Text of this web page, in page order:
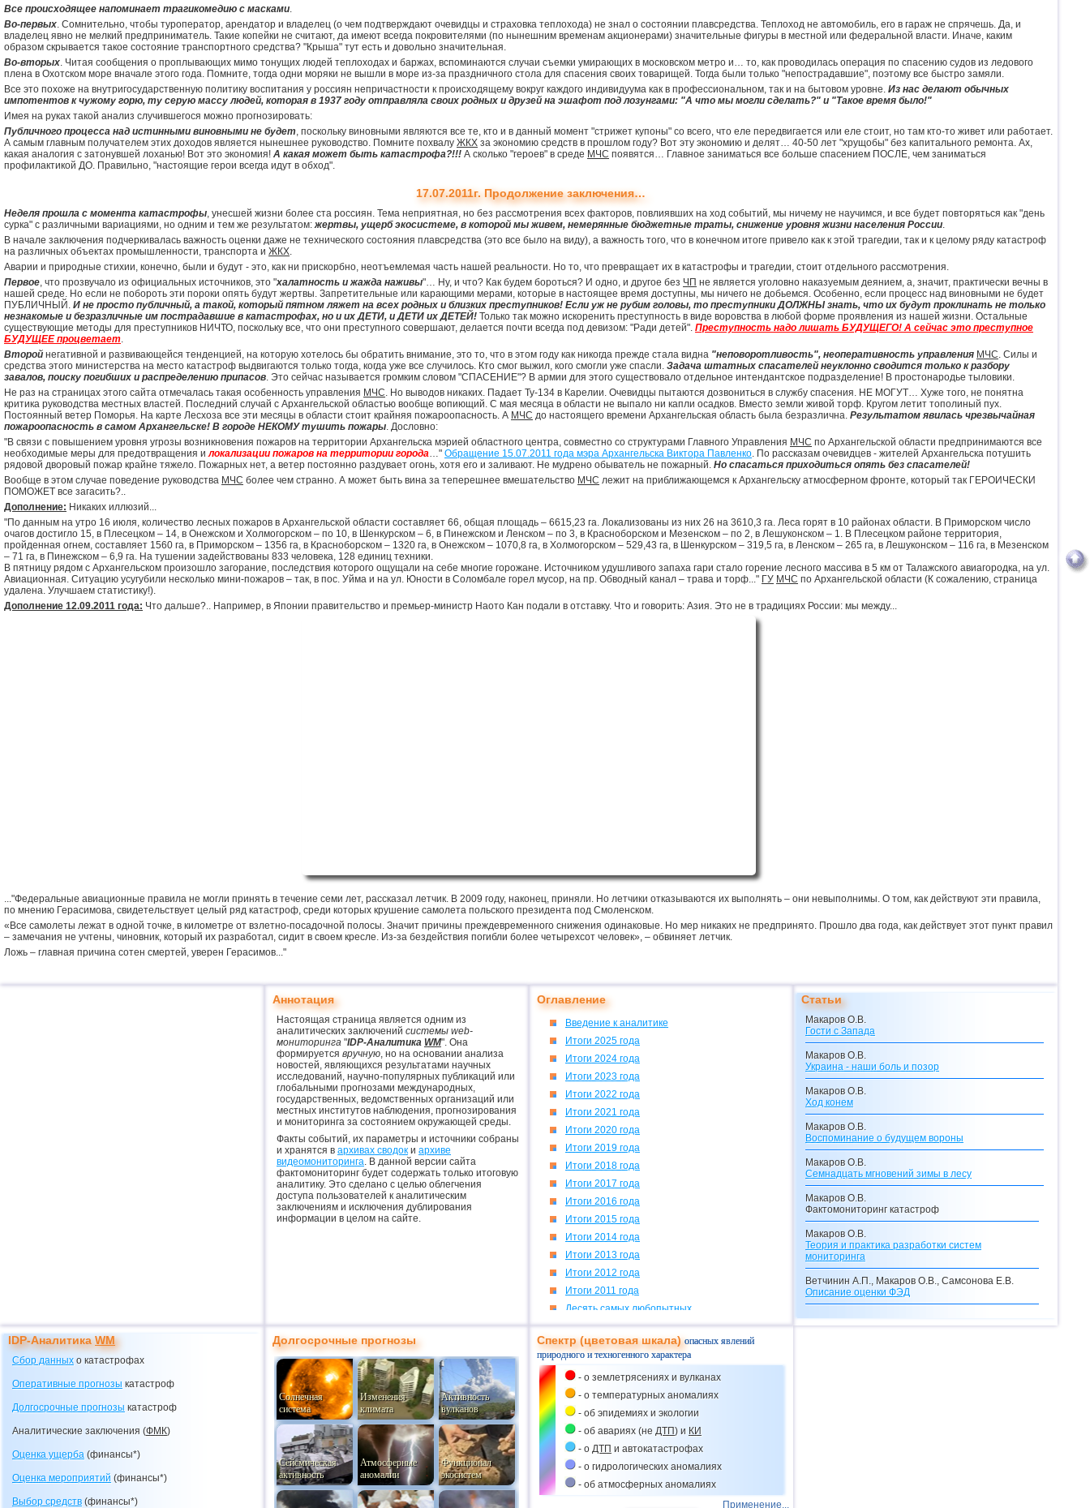
Все происходящее напоминает трагикомедию с масками.
Во-первых. Сомнительно, чтобы туроператор, арендатор и владелец (о чем подтверждают очевидцы и страховка теплохода) не знал о состоянии плавсредства. Теплоход не автомобиль, его в гараж не спрячешь. Да, и
владелец явно не мелкий предприниматель. Такие копейки не считают, да имеют всегда покровителями (по нынешним временам акционерами) значительные фигуры в местной или федеральной власти. Иначе, каким
образом скрывается такое состояние транспортного средства? "Крыша" тут есть и довольно значительная.
Во-вторых. Читая сообщения о проплывающих мимо тонущих людей теплоходах и баржах, вспоминаются случаи съемки умирающих в московском метро и… то, как проводилась операция по спасению судов из ледового
плена в Охотском море вначале этого года. Помните, тогда одни моряки не вышли в море из-за праздничного стола для спасения своих товарищей. Тогда были только "непострадавшие", поэтому все быстро замяли.
Все это похоже на внутригосударственную политику воспитания у россиян непричастности к происходящему вокруг каждого индивидуума как в профессиональном, так и на бытовом уровне. Из нас делают обычных
импотентов к чужому горю, ту серую массу людей, которая в 1937 году отправляла своих родных и друзей на эшафот под лозунгами: "А что мы могли сделать?" и "Такое время было!"
Имея на руках такой анализ случившегося можно прогнозировать:
Публичного процесса над истинными виновными не будет, поскольку виновными являются все те, кто и в данный момент "стрижет купоны" со всего, что еле передвигается или еле стоит, но там кто-то живет или работает.
А самым главным получателем этих доходов является нынешнее руководство. Помните похвалу ЖКХ за экономию средств в прошлом году? Вот эту экономию и делят… 40-50 лет "хрущобы" без капитального ремонта. Ах,
какая аналогия с затонувшей лоханью! Вот это экономия! А какая может быть катастрофа?!!! А сколько "героев" в среде МЧС появятся… Главное заниматься все больше спасением ПОСЛЕ, чем заниматься
профилактикой ДО. Правильно, "настоящие герои всегда идут в обход".
17.07.2011г. Продолжение заключения…
Неделя прошла с момента катастрофы, унесшей жизни более ста россиян. Тема неприятная, но без рассмотрения всех факторов, повлиявших на ход событий, мы ничему не научимся, и все будет повторяться как "день
сурка" с различными вариациями, но одним и тем же результатом:жертвы, ущерб экосистеме, в которой мы живем, немерянные бюджетные траты, снижение уровня жизни населения России.
В начале заключения подчеркивалась важность оценки даже не технического состояния плавсредства (это все было на виду), а важность того, что в конечном итоге привело как к этой трагедии, так и к целому ряду катастроф
на различных объектах промышленности, транспорта и ЖКХ.
Аварии и природные стихии, конечно, были и будут - это, как ни прискорбно, неотъемлемая часть нашей реальности. Но то, что превращает их в катастрофы и трагедии, стоит отдельного рассмотрения.
Первое, что прозвучало из официальных источников, это "халатность и жажда наживы"… Ну, и что? Как будем бороться? И одно, и другое без ЧП не является уголовно наказуемым деянием, а, значит, практически вечны в
нашей среде. Но если не побороть эти пороки опять будут жертвы. Запретительные или карающими мерами, которые в настоящее время доступны, мы ничего не добьемся. Особенно, если процесс над виновными не будет
ПУБЛИЧНЫЙ. И не просто публичный, а такой, который пятном ляжет на всех родных и близких преступников! Если уж не рубим головы, то преступники ДОЛЖНЫ знать, что их будут проклинать не только
незнакомые и безразличные им пострадавшие в катастрофах, но и их ДЕТИ, и ДЕТИ их ДЕТЕЙ! Только так можно искоренить преступность в виде воровства в любой форме проявления из нашей жизни. Остальные
существующие методы для преступников НИЧТО, поскольку все, что они преступного совершают, делается почти всегда под девизом: "Ради детей". Преступность надо лишать БУДУЩЕГО! А сейчас это преступное
БУДУЩЕЕ процветает.
Второй негативной и развивающейся тенденцией, на которую хотелось бы обратить внимание, это то, что в этом году как никогда прежде стала видна "неповоротливость", неоперативность управления МЧС. Силы и
средства этого министерства на место катастроф выдвигаются только тогда, когда уже все случилось. Кто смог выжил, кого смогли уже спасли. Задача штатных спасателей неуклонно сводится только к разбору
завалов, поиску погибших и распределению припасов. Это сейчас называется громким словом "СПАСЕНИЕ"? В армии для этого существовало отдельное интендантское подразделение! В простонародье тыловики.
Не раз на страницах этого сайта отмечалась такая особенность управления МЧС. Но выводов никаких. Падает Ту-134 в Карелии. Очевидцы пытаются дозвониться в службу спасения. НЕ МОГУТ… Хуже того, не понятна
критика руководства местных властей. Последний случай с Архангельской областью вообще вопиющий. С мая месяца в области не выпало ни капли осадков. Вместо земли живой торф. Кругом летит тополиный пух.
Постоянный ветер Поморья. На карте Лесхоза все эти месяцы в области стоит крайняя пожароопасность. А МЧС до настоящего времени Архангельская область была безразлична. Результатом явилась чрезвычайная
пожароопасность в самом Архангельске! В городе НЕКОМУ тушить пожары. Дословно:
"В связи с повышением уровня угрозы возникновения пожаров на территории Архангельска мэрией областного центра, совместно со структурами Главного Управления МЧС по Архангельской области предпринимаются все
необходимые меры для предотвращения илокализации пожаров на территории города…" Обращение 15.07.2011 года мэра Архангельска Виктора Павленко. По рассказам очевидцев - жителей Архангельска потушить
рядовой дворовый пожар крайне тяжело. Пожарных нет, а ветер постоянно раздувает огонь, хотя его и заливают. Не мудрено обыватель не пожарный. Но спасаться приходиться опять без спасателей!
Вообще в этом случае поведение руководства МЧС более чем странно. А может быть вина за теперешнее вмешательство МЧС лежит на приближающемся к Архангельску атмосферном фронте, который так ГЕРОИЧЕСКИ
ПОМОЖЕТ все загасить?..
Дополнение: Никаких иллюзий...
"По данным на утро 16 июля, количество лесных пожаров в Архангельской области составляет 66, общая площадь – 6615,23 га. Локализованы из них 26 на 3610,3 га. Леса горят в 10 районах области. В Приморском число
очагов достигло 15, в Плесецком – 14, в Онежском и Холмогорском – по 10, в Шенкурском – 6, в Пинежском и Ленском – по 3, в Красноборском и Мезенском – по 2, в Лешуконском – 1. В Плесецком районе территория,
пройденная огнем, составляет 1560 га, в Приморском – 1356 га, в Красноборском – 1320 га, в Онежском – 1070,8 га, в Холмогорском – 529,43 га, в Шенкурском – 319,5 га, в Ленском – 265 га, в Лешуконском – 116 га, в Мезенском
– 71 га, в Пинежском – 6,9 га. На тушении задействованы 833 человека, 128 единиц техники.
В пятницу рядом с Архангельском произошло загорание, последствия которого ощущали на себе многие горожане. Источником удушливого запаха гари стало горение лесного массива в 5 км от Талажского авиагородка, на ул.
Авиационная. Ситуацию усугубили несколько мини-пожаров – так, в пос. Уйма и на ул. Юности в Соломбале горел мусор, на пр. Обводный канал – трава и торф..." ГУ МЧС по Архангельской области (К сожалению, страница
удалена. Улучшаем статистику!).
Дополнение 12.09.2011 года: Что дальше?.. Например, в Японии правительство и премьер-министр Наото Кан подали в отставку. Что и говорить: Азия. Это не в традициях России: мы между...
..."Федеральные авиационные правила не могли принять в течение семи лет, рассказал летчик. В 2009 году, наконец, приняли. Но летчики отказываются их выполнять – они невыполнимы. О том, как действуют эти правила,
по мнению Герасимова, свидетельствует целый ряд катастроф, среди которых крушение самолета польского президента под Смоленском.
«Все самолеты лежат в одной точке, в километре от взлетно-посадочной полосы. Значит причины преждевременного снижения одинаковые. Но мер никаких не предпринято. Прошло два года, как действует этот пункт правил
– замечания не учтены, чиновник, который их разработал, сидит в своем кресле. Из-за бездействия погибли более четырехсот человек», – обвиняет летчик.
Ложь – главная причина сотен смертей, уверен Герасимов..."
Аннотация
Настоящая страница является одним из
аналитических заключений системы web-
мониторинга "IDP-Аналитика WM". Она
формируется вручную, но на основании анализа
новостей, являющихся результатами научных
исследований, научно-популярных публикаций или
глобальными прогнозами международных,
государственных, ведомственных организаций или
местных институтов наблюдения, прогнозирования
и мониторинга за состоянием окружающей среды.
Факты событий, их параметры и источники собраны
и хранятся в архивах сводок и архиве
видеомониторинга. В данной версии сайта
фактомониторинг будет содержать только итоговую
аналитику. Это сделано с целью облегчения
доступа пользователей к аналитическим
заключениям и исключения дублирования
информации в целом на сайте.
Оглавление
Введение к аналитике
Итоги 2025 года
Итоги 2024 года
Итоги 2023 года
Итоги 2022 года
Итоги 2021 года
Итоги 2020 года
Итоги 2019 года
Итоги 2018 года
Итоги 2017 года
Итоги 2016 года
Итоги 2015 года
Итоги 2014 года
Итоги 2013 года
Итоги 2012 года
Итоги 2011 года
Десять самых любопытных
Катастрофа за катастрофой
Самая обаятельная и...
"Что ищет он в краю далеком?"
Апрельская "распутица"
О пожарах и не только
Паводок в Поволжье
К 50-летию полета в космос
Авария наАЭСв Японии
Статьи
Макаров О.В.
Гости с Запада
Макаров О.В.
Украина - наши боль и позор
Макаров О.В.
Ход конем
Макаров О.В.
Воспоминание о будущем вороны
Макаров О.В.
Семнадцать мгновений зимы в лесу
Макаров О.В.
Фактомониторинг катастроф
Макаров О.В.
Теория и практика разработки систем
мониторинга
Ветчинин А.П., Макаров О.В., Самсонова Е.В.
Описание оценки ФЭД
Макаров О.В., Самсонова Е.В.
Описание кредитного калькулятора
IDP-АналитикаWM
Сбор данных о катастрофах
Оперативные прогнозы катастроф
Долгосрочные прогнозы катастроф
Аналитические заключения (ФМК)
Оценка ущерба (финансы*)
Оценка мероприятий (финансы*)
Выбор средств (финансы*)
Долгосрочные прогнозы
Солнечная
система
Изменения
климата
Активность
вулканов
Сейсмическая
активность
Атмосферные
аномалии
Функционал
экосистем
Спектр (цветовая шкала)опасных явлений
природного и техногенного характера
- о землетрясениях и вулканах
- о температурных аномалиях
- об эпидемиях и экологии
- об авариях (не ДТП) и КИ
- о ДТП и автокатастрофах
- о гидрологических аномалиях
- об атмосферных аномалиях
Применение...